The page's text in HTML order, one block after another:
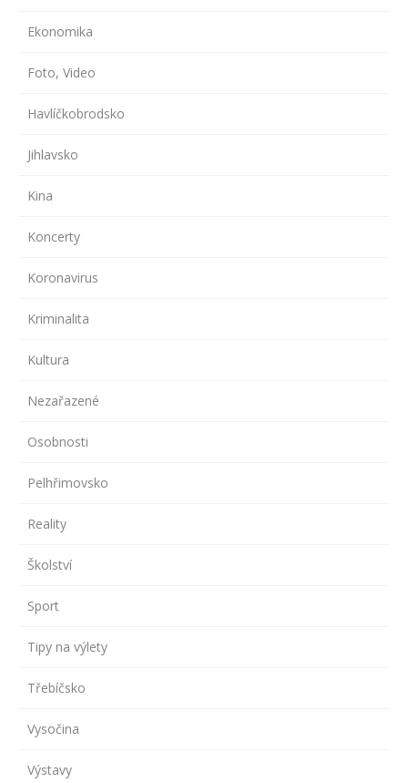
Ekonomika
Foto, Video
Havlíčkobrodsko
Jihlavsko
Kina
Koncerty
Koronavirus
Kriminalita
Kultura
Nezařazené
Osobnosti
Pelhřimovsko
Reality
Školství
Sport
Tipy na výlety
Třebíčsko
Vysočina
Výstavy